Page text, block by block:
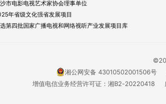
市电影电视艺术家协会理事单位
年省级文化强省发展项目
第四批国家广播电视和网络视听产业发展项目库
湘公网安备 43010502001506号
增值电信业务经营许可证：湘B2-20220418